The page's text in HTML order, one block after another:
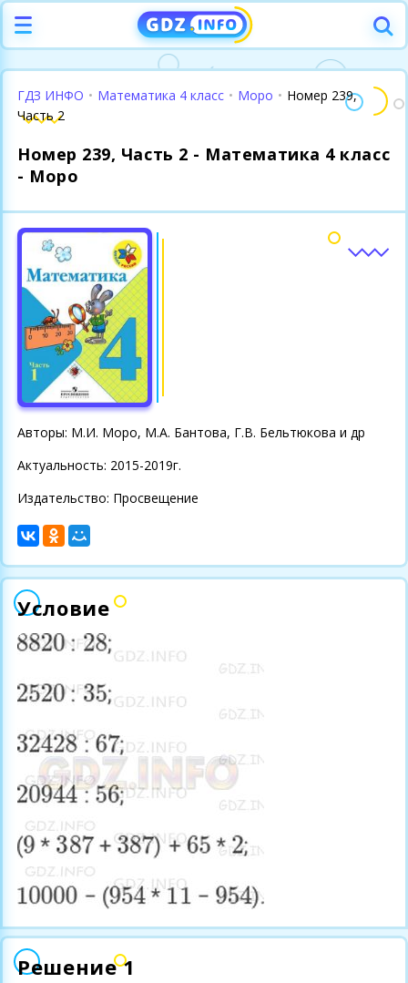
ГДЗ ИНФО • Математика 4 класс • Моро • Номер 239,
Часть 2
Номер 239, Часть 2 - Математика 4 класс
- Моро
Авторы: М.И. Моро, М.А. Бантова, Г.В. Бельтюкова и др
Актуальность: 2015-2019г.
Издательство: Просвещение
Условие
Решение 1